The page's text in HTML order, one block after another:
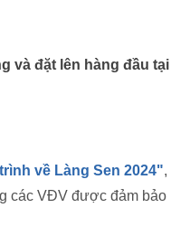
và đặt lên hàng đầu tại
về Làng Sen 2024",
các VĐV được đảm bảo